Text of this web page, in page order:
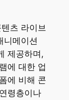
츠 라이브
니메이션
제공하며,
에 대한 업
에 비해 콘
령층이나